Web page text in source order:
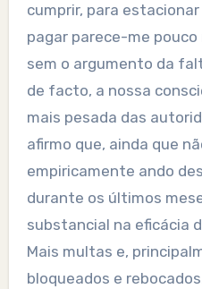
cumprir, para
pagar parece-me pouco
sem o argumento da
de facto, a nossa
mais pesada das
afirmo que, ainda que
empiricamente ando
durante os últimos
substancial na eficácia
Mais multas e,
bloqueados e